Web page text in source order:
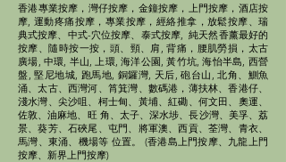
香港專業按摩，灣仔按摩，金鐘按摩，上門按摩，酒店按
摩, 運動疼痛按摩，專業按摩，經絡推拿，放鬆按摩、瑞
典式按摩、中式-穴位按摩、泰式按摩, 純天然香薰最好的
按摩、隨時按一按，頭、頸、肩, 背痛，腰肌勞損，太古
廣場, 中環, 半山, 上環, 海洋公園, 黃竹坑, 海怡半島, 西營
盤, 堅尼地城, 跑馬地, 銅鑼灣, 天后, 砲台山, 北角、鰂魚
涌、太古、西灣河、筲箕灣、數碼港，薄扶林、香港仔、
淺水灣、尖沙咀、柯士甸、黃埔、紅磡、何文田、奧運、
佐敦、油麻地、旺 角、太子、深水埗、長沙灣、美孚、荔
景、葵芳、石硤尾、屯門、將軍澳、西貢、荃灣、青衣、
馬灣、東涌、機場等 位置。 (香港島上門按摩、九龍上門
按摩、新界上門按摩)